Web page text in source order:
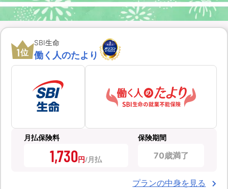
1位
SBI生命
働く人のたより
月払保険料
1,730円
保険期間
70歳満了
プランの中身を見る